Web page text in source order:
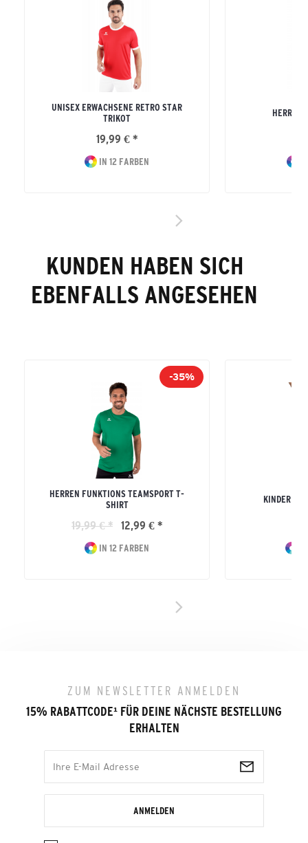
UNISEX ERWACHSENE RETRO STAR
TRIKOT
19,99 € *
IN 12 FARBEN
HERREN
KUNDEN HABEN SICH
EBENFALLS ANGESEHEN
-35%
HERREN FUNKTIONS TEAMSPORT T-
SHIRT
19,99 € * 12,99 € *
IN 12 FARBEN
KINDER
ZUM NEWSLETTER ANMELDEN
15% RABATTCODE¹ FÜR DEINE NÄCHSTE BESTELLUNG
ERHALTEN
ANMELDEN